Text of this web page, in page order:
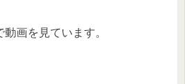
画を見ています。